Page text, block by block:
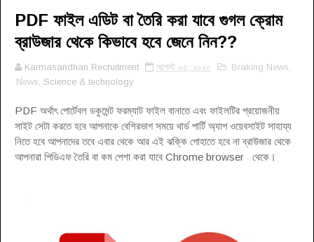
PDF ফাইল এডিট বা তৈরি করা যাবে গুগল ক্রোম
ব্রাউজার থেকে কিভাবে হবে জেনে নিন??
Karmasandhan Recruitment আগস্ট ০৫, ২০২০ Braking News
News , Science & technology
PDF অর্থাৎ পোর্টেবল ডকুমেন্ট ফরম্যাট ফাইল বানাতে এবং ফাইলটির প্রয়োজনীয়
সাইট সেটা করতে হবে আপনাকে বেশিরভাগ সময়ে থার্ড পার্টি অ্যাপ ওয়েবসাইট সাহায্য
নিতে হবে আপনাদের তবে এবার থেকে আর এই ঝক্কি পোহাতে হবে না ব্রাউজার থেকে
আপনারা পিডিএফ তৈরি বা কম পেশা করা যাবে Chrome browser থেকে।